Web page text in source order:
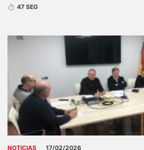
47 SEG
NOTICIAS 17/02/2026